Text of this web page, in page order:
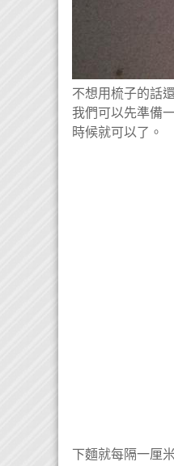
不想用梳子的話
我們可以先準備
時候就可以了。
下麵就每隔一厘